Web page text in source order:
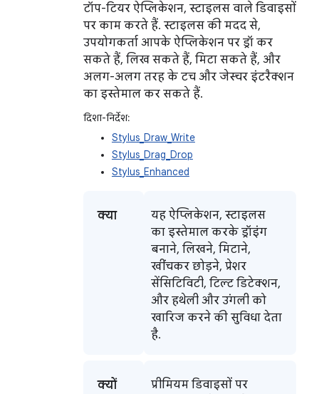
टॉप-टियर ऐप्लिकेशन, स्टाइलस वाले डिवाइसों
पर काम करते हैं. स्टाइलस की मदद से,
उपयोगकर्ता आपके ऐप्लिकेशन पर ड्रॉ कर
सकते हैं, लिख सकते हैं, मिटा सकते हैं, और
अलग-अलग तरह के टच और जेस्चर इंटरैक्शन
का इस्तेमाल कर सकते हैं.
दिशा-निर्देश:
Stylus_Draw_Write
Stylus_Drag_Drop
Stylus_Enhanced
क्या
यह ऐप्लिकेशन, स्टाइलस
का इस्तेमाल करके ड्रॉइंग
बनाने, लिखने, मिटाने,
खींचकर छोड़ने, प्रेशर
सेंसिटिविटी, टिल्ट डिटेक्शन,
और हथेली और उंगली को
खारिज करने की सुविधा देता
है.
क्यों
प्रीमियम डिवाइसों पर